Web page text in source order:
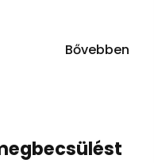
Bővebben